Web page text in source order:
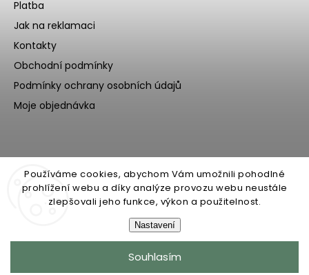
Používáme cookies, abychom Vám umožnili pohodlné
prohlížení webu a díky analýze provozu webu neustále
zlepšovali jeho funkce, výkon a použitelnost.
Nastavení
Souhlasím
Platba
Jak na reklamaci
Kontakty
Obchodní podmínky
Podmínky ochrany osobních údajů
Moje objednávka
Ecoteeno. Všechna práva vyhrazena.